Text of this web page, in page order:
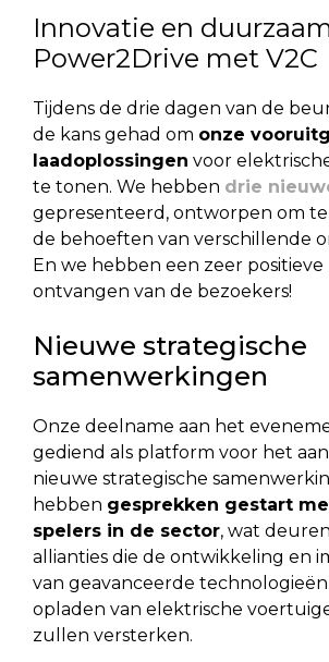
Innovatie en
Power2Drive met V2C
Tijdens de drie dagen van de
de kans gehad om onze
laadoplossingen voor
te tonen. We hebben drie
gepresenteerd, ontworpen om
de behoeften van verschillende
En we hebben een zeer positieve
ontvangen van de bezoekers!
Nieuwe strategische
samenwerkingen
Onze deelname aan het
gediend als platform voor het
nieuwe strategische
hebben gesprekken gestart
spelers in de sector, wat
allianties die de ontwikkeling en
van geavanceerde
opladen van elektrische
zullen versterken.